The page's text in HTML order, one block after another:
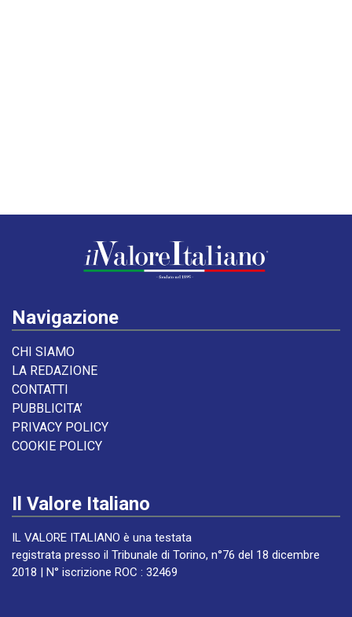
Navigazione
CHI SIAMO
LA REDAZIONE
CONTATTI
PUBBLICITA’
PRIVACY POLICY
COOKIE POLICY
Il Valore Italiano
IL VALORE ITALIANO è una testata
registrata presso il Tribunale di Torino, n°76 del 18 dicembre
2018 | N° iscrizione ROC : 32469